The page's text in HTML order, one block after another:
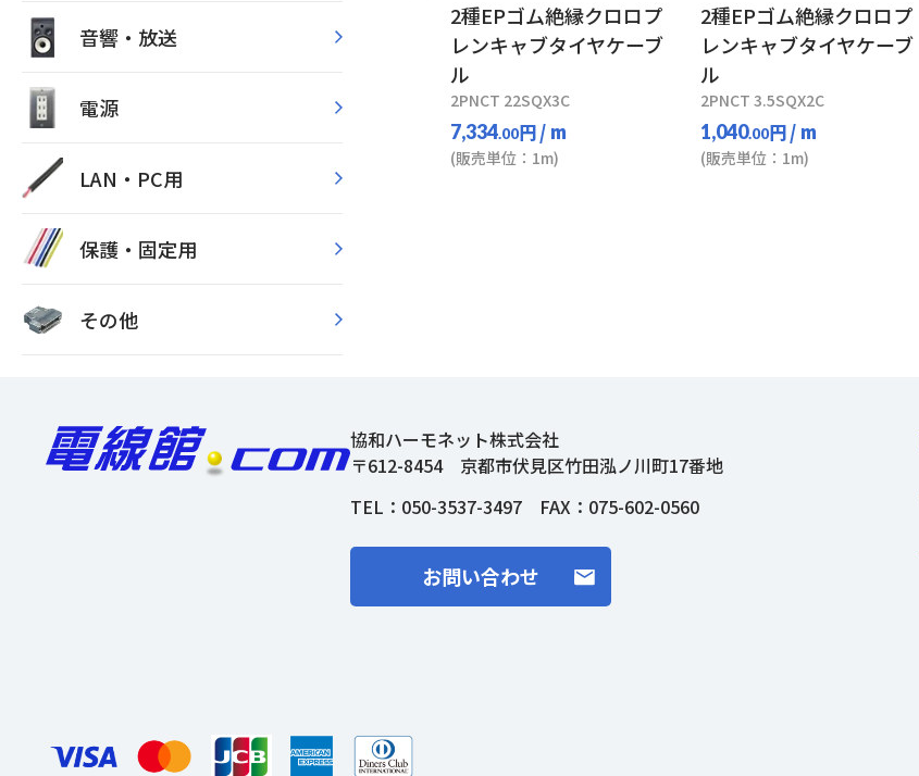
音響・放送
電源
LAN・PC用
保護・固定用
その他
2種EPゴム絶縁クロロプ
レンキャブタイヤケーブ
ル
2PNCT 22SQX3C
7,334.00円/ m
(販売単位：1m)
2種EPゴム絶縁クロロプ
レンキャブタイヤケーブ
ル
2PNCT 3.5SQX2C
1,040.00円/ m
(販売単位：1m)
協和ハーモネット株式会社
〒612-8454 京都市伏見区竹田泓ノ川町17番地
TEL： 050-3537-3497 FAX：075-602-0560
お問い合わせ